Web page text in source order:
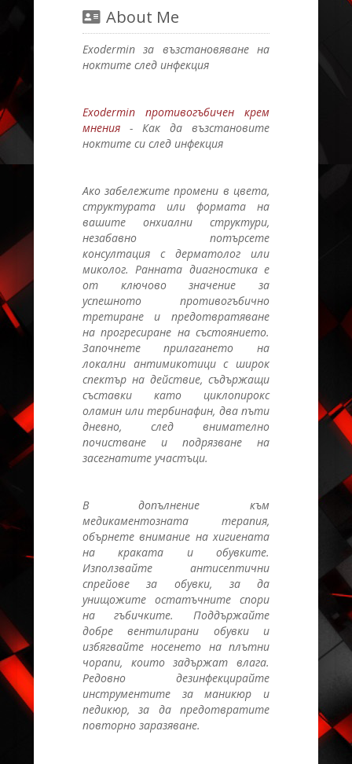
About Me
Exodermin за възстановяване на
ноктите след инфекция
Exodermin противогъбичен крем
мнения- Как да възстановите
ноктите си след инфекция
Ако забележите промени в цвета,
структурата или формата на
вашите онхиални структури,
незабавно потърсете
консултация с дерматолог или
миколог. Ранната диагностика е
от ключово значение за
успешното противогъбично
третиране и предотвратяване
на прогресиране на състоянието.
Започнете прилагането на
локални антимикотици с широк
спектър на действие, съдържащи
съставки като циклопирокс
оламин или тербинафин, два пъти
дневно, след внимателно
почистване и подрязване на
засегнатите участъци.
В допълнение към
медикаментозната терапия,
обърнете внимание на хигиената
на краката и обувките.
Използвайте антисептични
спрейове за обувки, за да
унищожите остатъчните спори
на гъбичките. Поддържайте
добре вентилирани обувки и
избягвайте носенето на плътни
чорапи, които задържат влага.
Редовно дезинфекцирайте
инструментите за маникюр и
педикюр, за да предотвратите
повторно заразяване.